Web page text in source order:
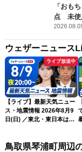
「おも
点 未使
ウェザーニュース
ライブ放送中
【ライブ】最新天気ニュー
ス・地震情報 2026年8月9
日(日) ／東北・東日本は急
衣／芳野達郎〉
鳥取県琴浦町周辺